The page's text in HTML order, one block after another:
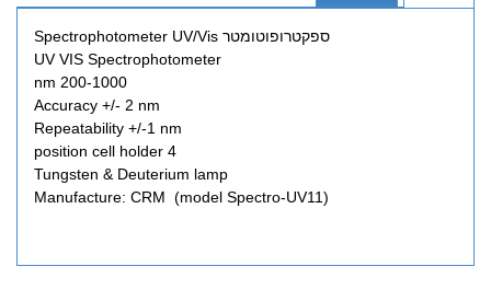
ספקטרופוטומטר Spectrophotometer UV/Vis
UV VIS Spectrophotometer
200-1000 nm
Accuracy +/- 2 nm
Repeatability +/-1 nm
4 position cell holder
Tungsten & Deuterium lamp
Manufacture: CRM (model Spectro-UV11)